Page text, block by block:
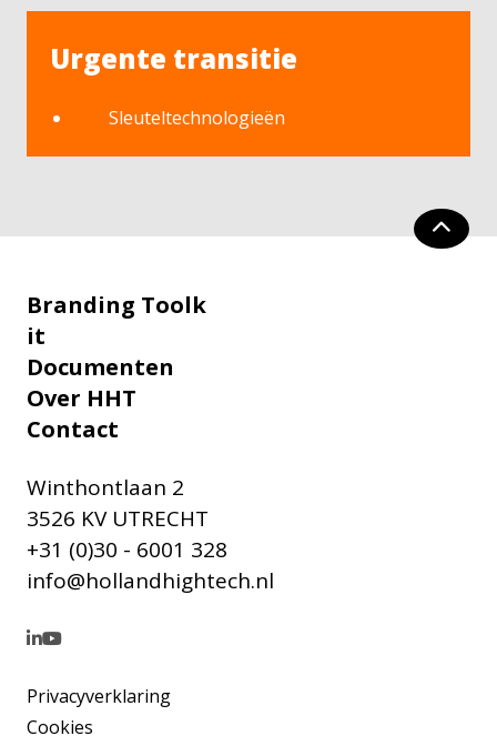
Urgente transitie
Sleuteltechnologieën
Branding Toolk
it
Documenten
Over HHT
Contact
Winthontlaan 2
3526 KV UTRECHT
+31 (0)30 - 6001 328
info@hollandhightech.nl
Privacyverklaring
Cookies